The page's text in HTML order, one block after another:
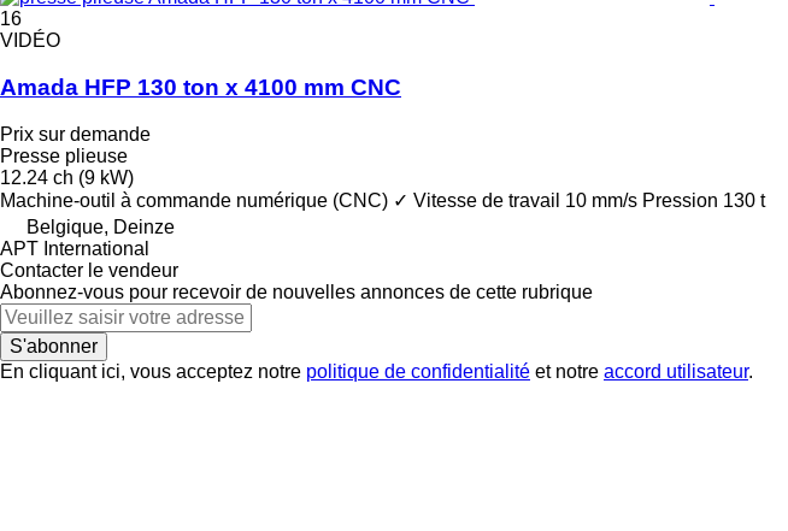
16
VIDÉO
Amada HFP 130 ton x 4100 mm CNC
Prix sur demande
Presse plieuse
12.24 ch (9 kW)
Machine-outil à commande numérique (CNC) ✓ Vitesse de travail 10 mm/s Pression 130 t
Belgique, Deinze
APT International
Contacter le vendeur
Abonnez-vous pour recevoir de nouvelles annonces de cette rubrique
S'abonner
En cliquant ici, vous acceptez notre politique de confidentialité et notre accord utilisateur.